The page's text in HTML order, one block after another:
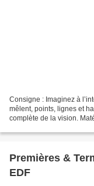
Consigne : Imaginez à
mêlent, points, lignes et
complète de la vision.
Premières &
EDF